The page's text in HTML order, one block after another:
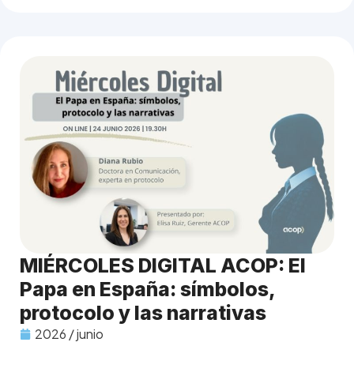
MIÉRCOLES DIGITAL ACOP: El
Papa en España: símbolos,
protocolo y las narrativas
2026 / junio